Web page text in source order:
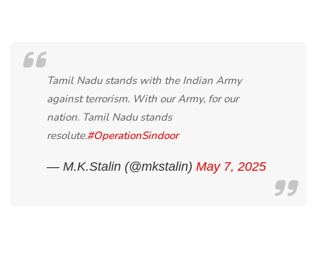
Tamil Nadu stands with the Indian Army
against terrorism. With our Army, for our
nation. Tamil Nadu stands
resolute.#OperationSindoor
— M.K.Stalin (@mkstalin) May 7, 2025